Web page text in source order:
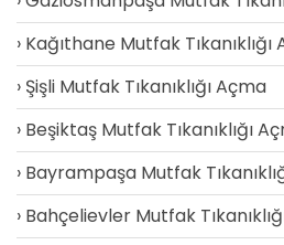
Kağıthane Mutfak Tıkanıklığı
Şişli Mutfak Tıkanıklığı Açma
Beşiktaş Mutfak Tıkanıklığı
Bayrampaşa Mutfak
Bahçelievler Mutfak